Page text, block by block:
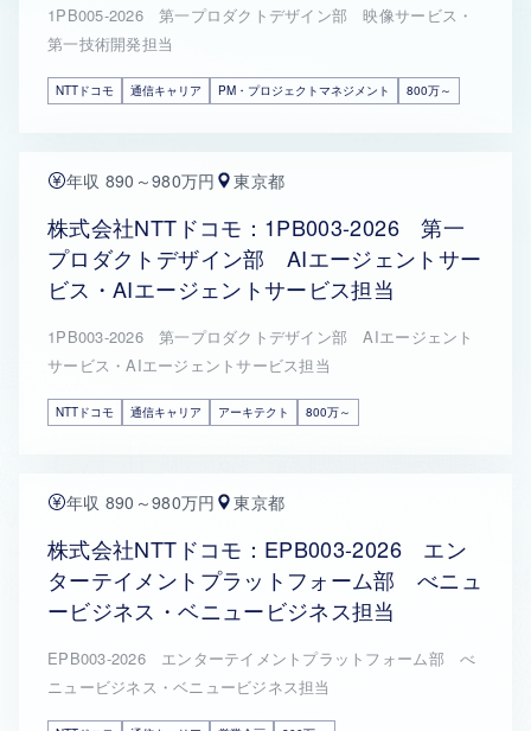
1PB005-2026 第一プロダクトデザイン部 映像サービス・
第一技術開発担当
NTTドコモ 通信キャリア PM・プロジェクトマネジメント 800万～
年収 890～980万円 東京都
株式会社NTTドコモ：1PB003-2026 第一
プロダクトデザイン部 AIエージェントサー
ビス・AIエージェントサービス担当
1PB003-2026 第一プロダクトデザイン部 AIエージェント
サービス・AIエージェントサービス担当
NTTドコモ 通信キャリア アーキテクト 800万～
年収 890～980万円 東京都
株式会社NTTドコモ：EPB003-2026 エン
ターテイメントプラットフォーム部 べニュ
ービジネス・ベニュービジネス担当
EPB003-2026 エンターテイメントプラットフォーム部 べ
ニュービジネス・ベニュービジネス担当